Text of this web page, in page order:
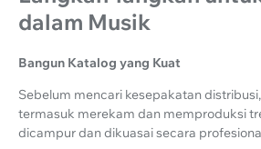
dalam Musik
Bangun Katalog yang Kuat
Sebelum mencari kesepakatan
termasuk merekam dan memproduksi
dicampur dan dikuasai secara